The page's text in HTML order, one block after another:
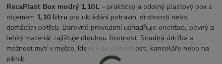
RecaPlast Box modrý 1,10 L – praktický a odolný plastový box s
objemem 1,10 litru pro ukládání potravin, drobností nebo
domácích potřeb. Barevné provedení usnadňuje orientaci, pevný a
lehký materiál zajišťuje dlouhou životnost. Snadná údržba a
možnost mytí v myčce. Ideální do domácnosti, kanceláře nebo na
piknik.